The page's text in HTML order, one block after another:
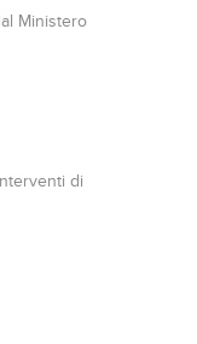
Ministero
di